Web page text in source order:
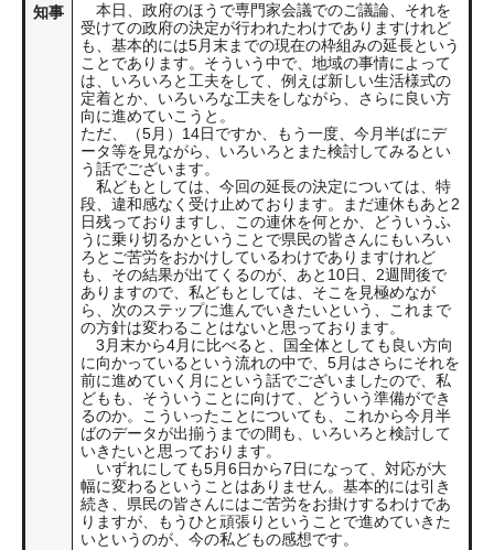
知事
本日、政府のほうで専門家会議でのご議論、それを
受けての政府の決定が行われたわけでありますけれど
も、基本的には5月末までの現在の枠組みの延長という
ことであります。そういう中で、地域の事情によって
は、いろいろと工夫をして、例えば新しい生活様式の
定着とか、いろいろな工夫をしながら、さらに良い方
向に進めていこうと。
ただ、（5月）14日ですか、もう一度、今月半ばにデ
ータ等を見ながら、いろいろとまた検討してみるとい
う話でございます。
私どもとしては、今回の延長の決定については、特
段、違和感なく受け止めております。まだ連休もあと2
日残っておりますし、この連休を何とか、どういうふ
うに乗り切るかということで県民の皆さんにもいろい
ろとご苦労をおかけしているわけでありますけれど
も、その結果が出てくるのが、あと10日、2週間後で
ありますので、私どもとしては、そこを見極めなが
ら、次のステップに進んでいきたいという、これまで
の方針は変わることはないと思っております。
3月末から4月に比べると、国全体としても良い方向
に向かっているという流れの中で、5月はさらにそれを
前に進めていく月にという話でございましたので、私
どもも、そういうことに向けて、どういう準備ができ
るのか。こういったことについても、これから今月半
ばのデータが出揃うまでの間も、いろいろと検討して
いきたいと思っております。
いずれにしても5月6日から7日になって、対応が大
幅に変わるということはありません。基本的には引き
続き、県民の皆さんにはご苦労をお掛けするわけであ
りますが、もうひと頑張りということで進めていきた
いというのが、今の私どもの感想です。